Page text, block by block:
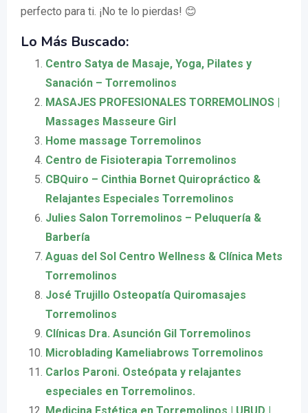
perfecto para ti. ¡No te lo pierdas! 😊
Lo Más Buscado:
Centro Satya de Masaje, Yoga, Pilates y
Sanación – Torremolinos
MASAJES PROFESIONALES TORREMOLINOS |
Massages Masseure Girl
Home massage Torremolinos
Centro de Fisioterapia Torremolinos
CBQuiro – Cinthia Bornet Quiropráctico &
Relajantes Especiales Torremolinos
Julies Salon Torremolinos – Peluquería &
Barbería
Aguas del Sol Centro Wellness & Clínica Mets
Torremolinos
José Trujillo Osteopatía Quiromasajes
Torremolinos
Clínicas Dra. Asunción Gil Torremolinos
Microblading Kameliabrows Torremolinos
Carlos Paroni. Osteópata y relajantes
especiales en Torremolinos.